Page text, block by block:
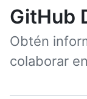
GitHub
Obtén
colaborar